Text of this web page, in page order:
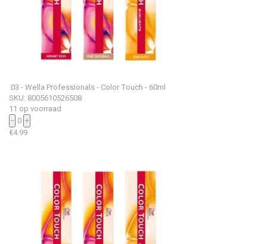
.03 - Wella Professionals - Color Touch - 60ml
SKU: 8005610526508
11 op voorraad
− 0 +
€4.99